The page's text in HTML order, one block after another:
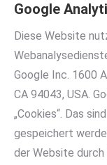
Google
Diese Website
Google Inc. 1600
CA 94043, USA.
„Cookies“. Das
gespeichert
der Website durch